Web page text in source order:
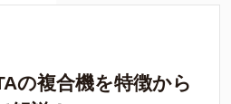
の複合機を特徴から